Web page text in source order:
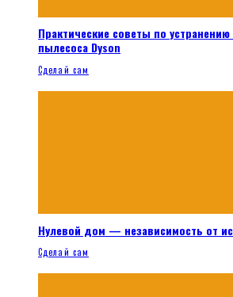
Практические советы по
пылесоса Dyson
Сделай сам
Нулевой дом — независимость от
Сделай сам